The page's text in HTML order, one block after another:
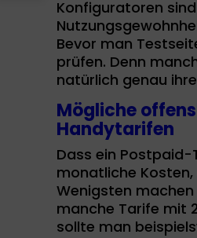
Konfiguratoren
Bevor man
prüfen. Denn
natürlich genau
Mögliche
Handytarifen
Dass ein
monatliche
Wenigsten
manche Tarife mit
sollte man
angezeigt